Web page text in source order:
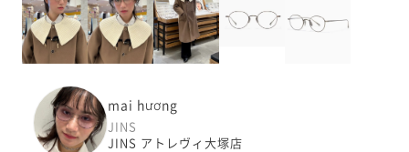
mai hương
JINS
JINS アトレヴィ大塚店